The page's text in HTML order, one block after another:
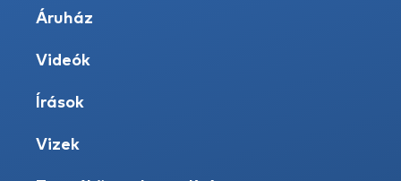
Áruház
Videók
Írások
Vizek